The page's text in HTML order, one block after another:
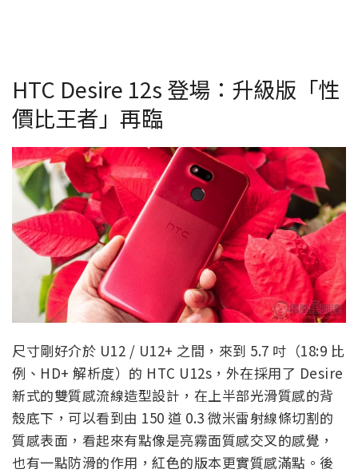
HTC Desire 12s 登場：升級版「性
價比王者」再臨
尺寸剛好介於 U12 / U12+ 之間，來到 5.7 吋（18:9 比
例、HD+ 解析度）的 HTC U12s，外在採用了 Desire
新式的雙質感流線造型設計，在上半部光滑質感的背
殼底下，可以看到由 150 道 0.3 微米雷射線條切割的
質感表面，看起來有點像是亮霧面質感交叉的感覺，
也有一點防滑的作用，紅色的版本更實質感滿點。後